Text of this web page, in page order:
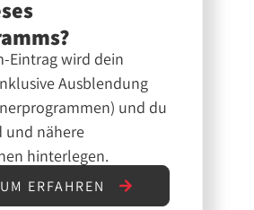
Eintrag wird dein
Ausblendung
und du
und nähere
hinterlegen.
ERFAHREN